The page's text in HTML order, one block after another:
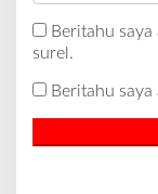
Beritahu
surel.
Beritahu